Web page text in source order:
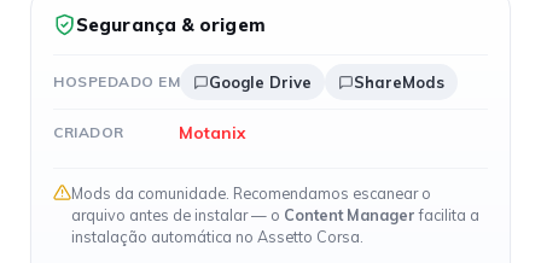
Segurança & origem
HOSPEDADO EM Google Drive ShareMods
CRIADOR Motanix
Mods da comunidade. Recomendamos escanear o
arquivo antes de instalar — o Content Managerfacilita a
instalação automática no Assetto Corsa.